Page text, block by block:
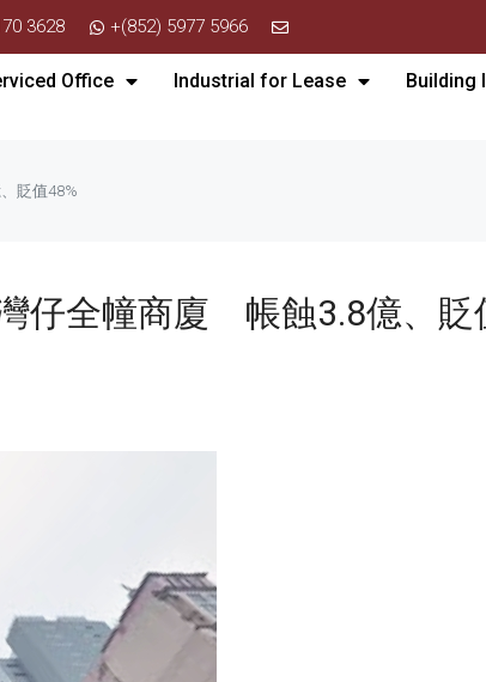
3628 +(852) 5977 5966
Office Industrial for Lease Building
貶值48%
仔全幢商廈 帳蝕3.8億、貶